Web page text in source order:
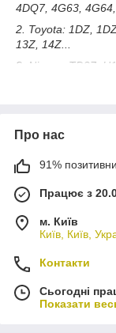
4DQ7, 4G63,
2. Toyota: 1DZ,
13Z, 14Z...
3. Nissan: TD27,
6D95L, 6D95...
6BD1, 6BD1,
6. Cummins:
8. Mazda: EX, AH,
Докладніші
Про нас
91%
Працює з
м. Київ
Київ, Київ,
Контакти
Сьогодні
Показати